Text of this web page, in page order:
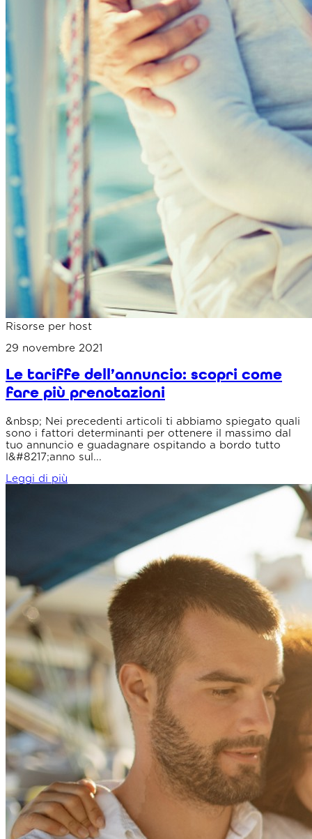
Risorse per host
29 novembre 2021
Le tariffe dell’annuncio: scopri come
fare più prenotazioni
&nbsp; Nei precedenti articoli ti abbiamo spiegato quali
sono i fattori determinanti per ottenere il massimo dal
tuo annuncio e guadagnare ospitando a bordo tutto
l&#8217;anno sul...
Leggi di più